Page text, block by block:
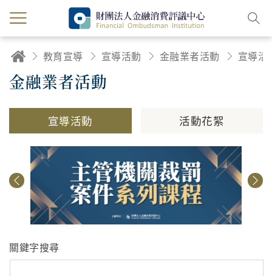
教育宣導 宣導活動 金融業者活動 宣導活
金融業者活動
宣導活動 活動花絮
關鍵字搜尋